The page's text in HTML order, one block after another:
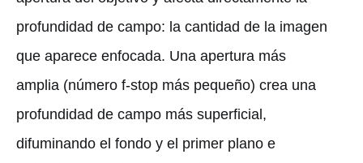
profundidad de campo: la cantidad de la imagen
que aparece enfocada. Una apertura más
amplia (número f-stop más pequeño) crea una
profundidad de campo más superficial,
difuminando el fondo y el primer plano e